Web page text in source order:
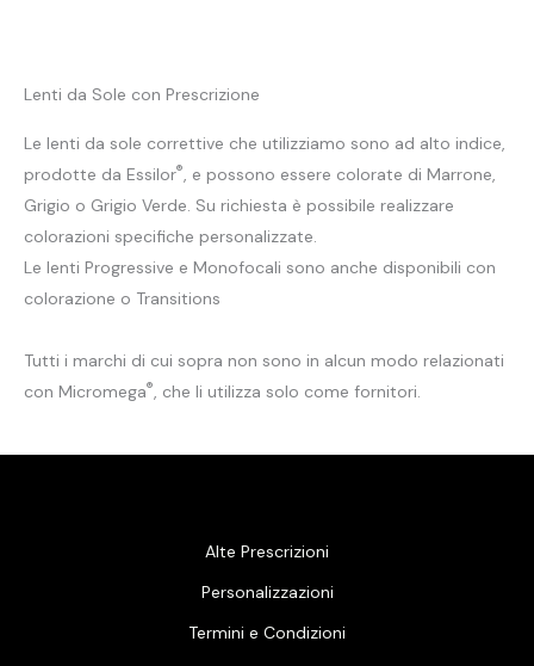
Lenti da Sole con Prescrizione
Le lenti da sole correttive che utilizziamo sono ad alto indice,
prodotte da Essilor®, e possono essere colorate di Marrone,
Grigio o Grigio Verde. Su richiesta è possibile realizzare
colorazioni specifiche personalizzate.
Le lenti Progressive e Monofocali sono anche disponibili con
colorazione o Transitions
Tutti i marchi di cui sopra non sono in alcun modo relazionati
con Micromega®, che li utilizza solo come fornitori.
Alte Prescrizioni
Personalizzazioni
Termini e Condizioni